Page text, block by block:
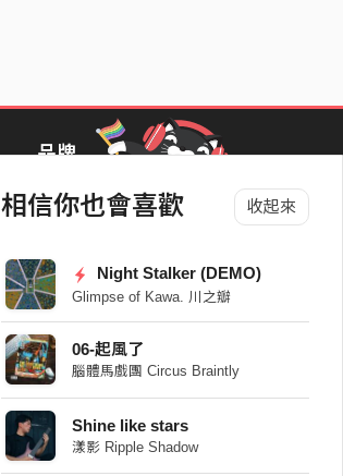
相信你也會喜歡 收起來
Night Stalker (DEMO)
Glimpse of Kawa. 川之瓣
06-起風了
腦體馬戲團 Circus Braintly
Shine like stars
漾影 Ripple Shadow
品牌
StreetVoice Awards 街聲音樂獎
Blow 吹音樂
Packer 派歌
SimpleLife 簡單生活節
ParkPark Carnival
一起比 YEAH 吧